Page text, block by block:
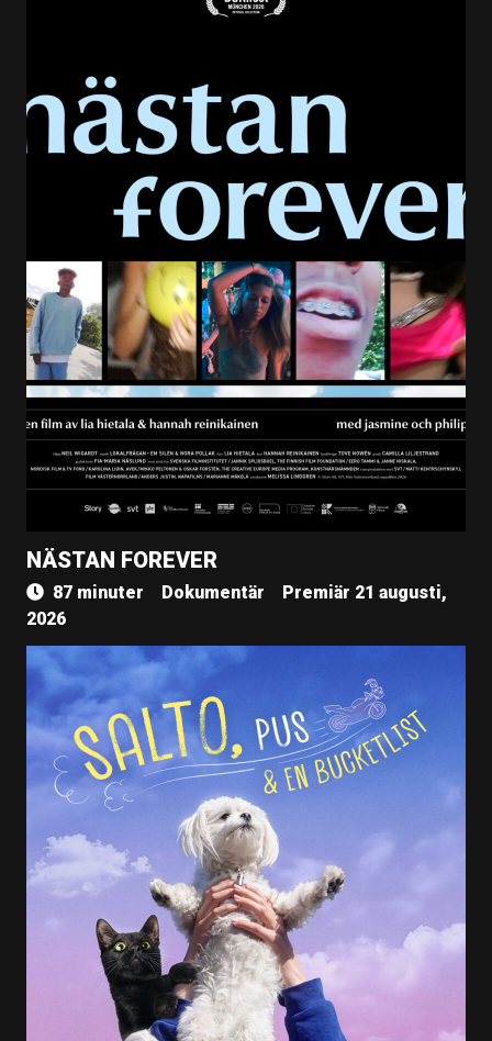
NÄSTAN FOREVER
87 minuter Dokumentär
Premiär 21 augusti,
2026